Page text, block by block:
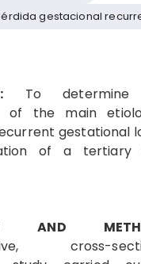
gestacional
To
of the main
gestational
of a tertiary
AND
cross-